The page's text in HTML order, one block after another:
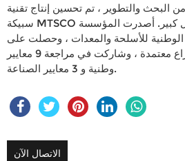
والتطوير ، تم تحسين إنتاج تقنية
سبيكة MTSCO وكفاءة مواد مختلفة بشكل كبير. أصدرت المؤسسة
الوطنية للأسلحة والمعدات ، وحصلت على
أكثر من 24 براءة اختراع معتمدة ، وشاركت في مراجعة 9 معايير
وطنية و 3 معايير الصناعة.
الاتصال الآن